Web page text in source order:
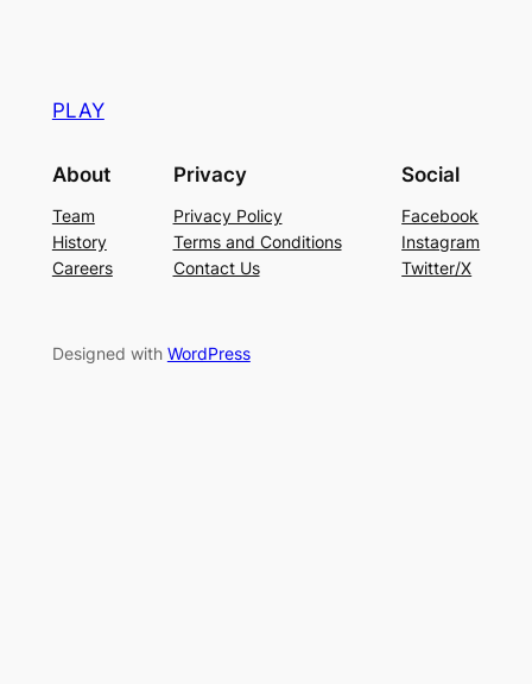
PLAY
About
Team
History
Careers
Privacy
Privacy Policy
Terms and Conditions
Contact Us
Social
Facebook
Instagram
Twitter/X
Designed with WordPress